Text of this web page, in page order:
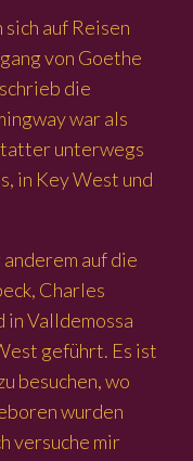
auf Reisen
von Goethe
die
war als
unterwegs
in Key West und
auf die
Charles
in Valldemossa
geführt. Es ist
besuchen, wo
wurden
versuche mir